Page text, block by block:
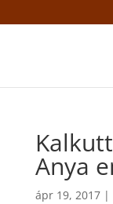
Anya
ápr 19, 2017|